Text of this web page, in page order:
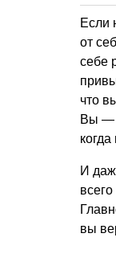
Если
от
себе
что
Вы —
И
вы